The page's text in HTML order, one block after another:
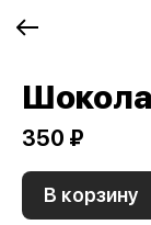
350 ₽
В корзину